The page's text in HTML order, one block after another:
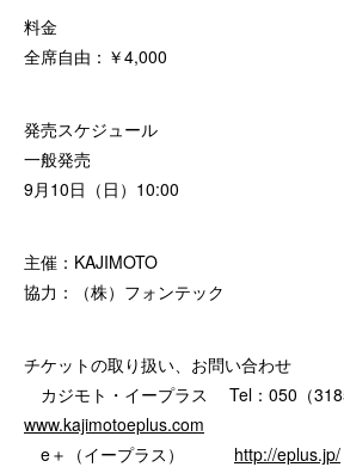
料金
全席自由：￥4,000
発売スケジュール
一般発売
9月10日（日）10:00
主催：KAJIMOTO
協力：（株）フォンテック
チケットの取り扱い、お問い合わせ
カジモト・イープラス Tel：050（
www.kajimotoeplus.com
e＋（イープラス） http://eplus.jp/